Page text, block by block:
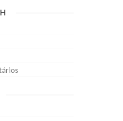
Irã
recebeu em sua
Islâmica